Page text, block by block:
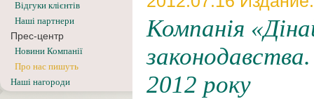
Відгуки клієнтів
Наші партнери
Прес-центр
Новини Компанії
Про нас пишуть
Наші нагороди
Компанія
2012 року